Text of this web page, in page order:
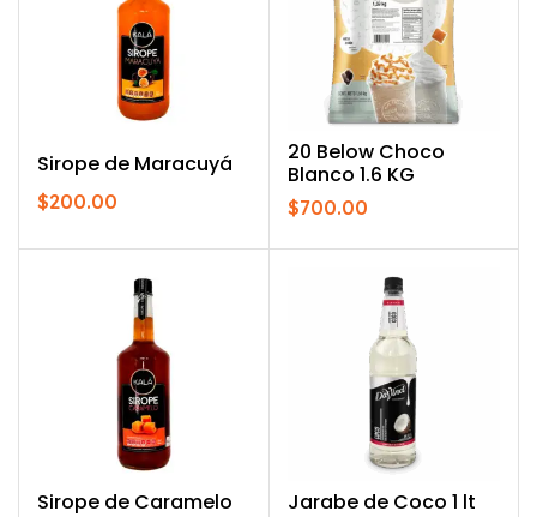
Sirope de Maracuyá
$200.00
20 Below Choco
Blanco 1.6 KG
$700.00
Sirope de Caramelo Jarabe de Coco 1 lt